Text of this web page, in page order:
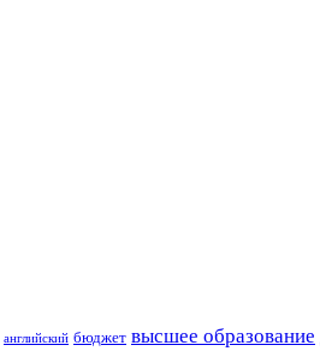
английский бюджет высшее образование